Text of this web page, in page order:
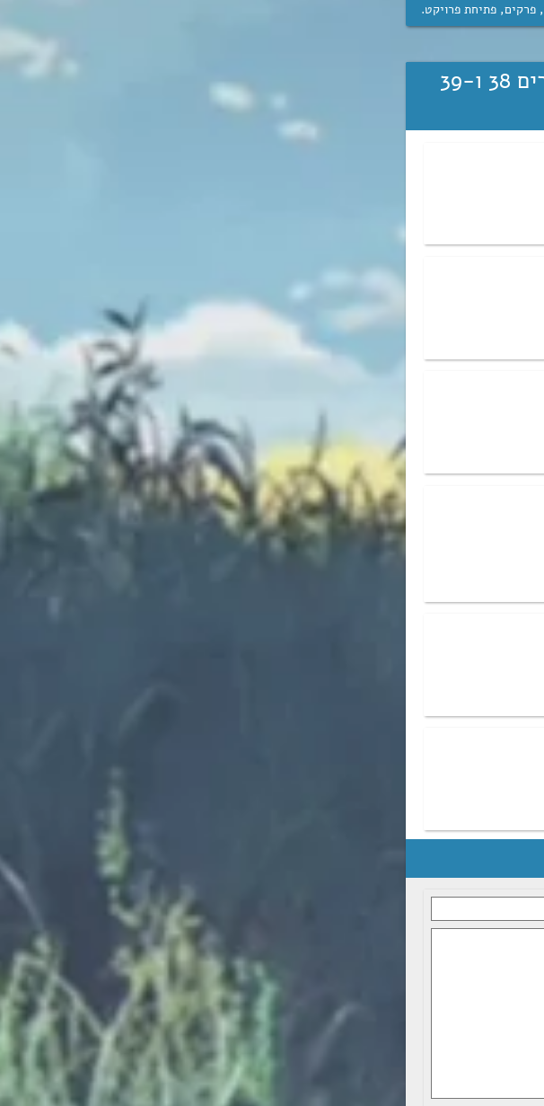
,פרקים,פתיחת פרויקט.
מתחילים את העונה השנייה של אדנס זירו + צ’פטרים 38 ו-39